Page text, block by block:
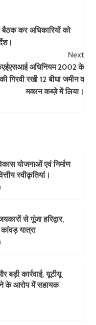
बैठक कर अधिकारियों को
Next
अधिनियम 2002 के
रखी 12 बीघा जमीन व
मकान कब्ज़े में लिया।
योजनाओं एवं निर्माण
स्वीकृतियां।
से गूंजा हरिद्वार,
यात्रा
कार्रवाई, यूटीयू
के आरोप में सहायक